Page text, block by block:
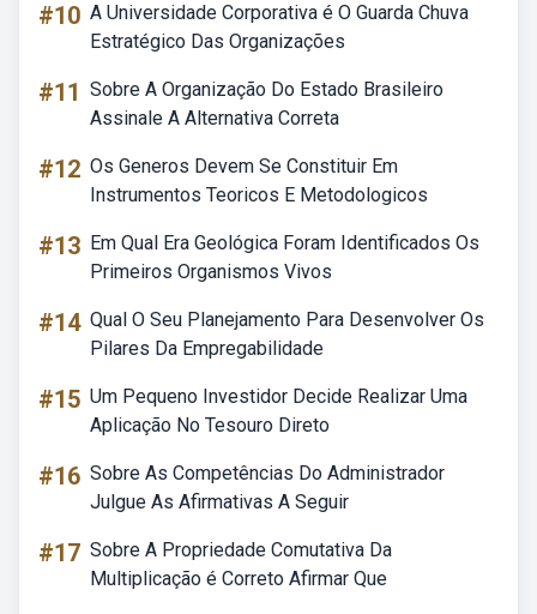
#10 A Universidade Corporativa é O Guarda Chuva
Estratégico Das Organizações
#11 Sobre A Organização Do Estado Brasileiro
Assinale A Alternativa Correta
#12 Os Generos Devem Se Constituir Em
Instrumentos Teoricos E Metodologicos
#13 Em Qual Era Geológica Foram Identificados Os
Primeiros Organismos Vivos
#14 Qual O Seu Planejamento Para Desenvolver Os
Pilares Da Empregabilidade
#15 Um Pequeno Investidor Decide Realizar Uma
Aplicação No Tesouro Direto
#16 Sobre As Competências Do Administrador
Julgue As Afirmativas A Seguir
#17 Sobre A Propriedade Comutativa Da
Multiplicação é Correto Afirmar Que